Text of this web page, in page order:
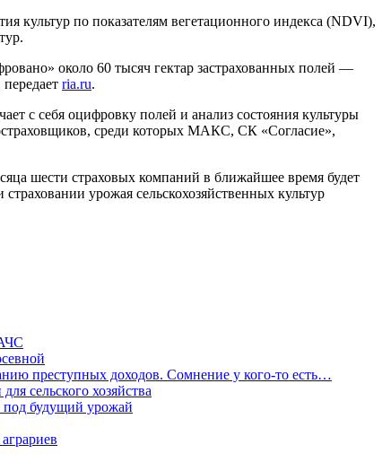
культур по показателям вегетационного индекса (NDVI),
около 60 тысяч гектар застрахованных полей —
ria.ru.
с себя оцифровку полей и анализ состояния культуры
среди которых МАКС, СК «Согласие»,
шести страховых компаний в ближайшее время будет
урожая сельскохозяйственных культур
преступных доходов. Сомнение у кого-то есть…
сельского хозяйства
под будущий урожай